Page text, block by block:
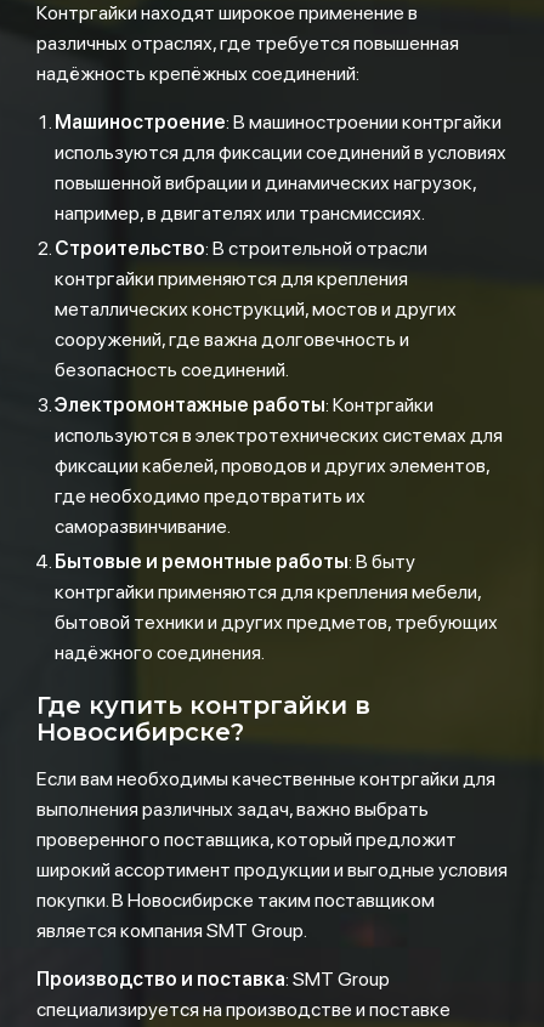
Контргайки находят широкое применение в
различных отраслях, где требуется повышенная
надёжность крепёжных соединений:
Машиностроение: В машиностроении контргайки
используются для фиксации соединений в условиях
повышенной вибрации и динамических нагрузок,
например, в двигателях или трансмиссиях.
Строительство: В строительной отрасли
контргайки применяются для крепления
металлических конструкций, мостов и других
сооружений, где важна долговечность и
безопасность соединений.
Электромонтажные работы: Контргайки
используются в электротехнических системах для
фиксации кабелей, проводов и других элементов,
где необходимо предотвратить их
саморазвинчивание.
Бытовые и ремонтные работы: В быту
контргайки применяются для крепления мебели,
бытовой техники и других предметов, требующих
надёжного соединения.
Где купить контргайки в
Новосибирске?
Если вам необходимы качественные контргайки для
выполнения различных задач, важно выбрать
проверенного поставщика, который предложит
широкий ассортимент продукции и выгодные условия
покупки. В Новосибирске таким поставщиком
является компания SMT Group.
Производство и поставка: SMT Group
специализируется на производстве и поставке